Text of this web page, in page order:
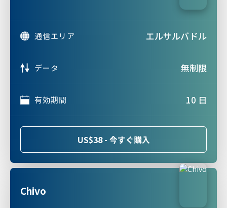
通信エリア エルサルバドル
データ 無制限
有効期間 10 日
US$38 - 今すぐ購入
Chivo